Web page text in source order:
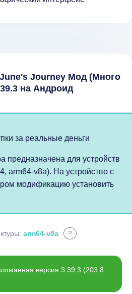
Journey Мод (Много
на Андроид
за реальные деньги
предназначена для устройств
arm64-v8a). На устройство с
модификацию установить
arm64-v8a ?
версия 3.39.3 (203.8